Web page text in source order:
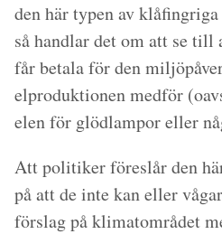
den här typen av
så handlar det om att se till
får betala för den
elproduktionen medför
elen för glödlampor eller
Att politiker föreslår den
på att de inte kan eller
förslag på klimatområdet